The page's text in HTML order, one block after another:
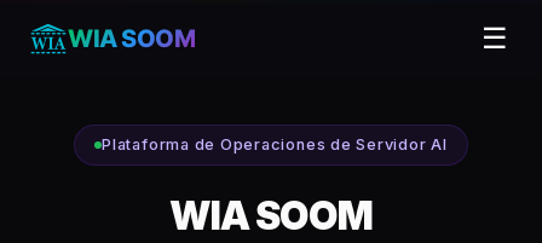
WIA SOOM ☰
Plataforma de Operaciones de Servidor AI
WIA SOOM